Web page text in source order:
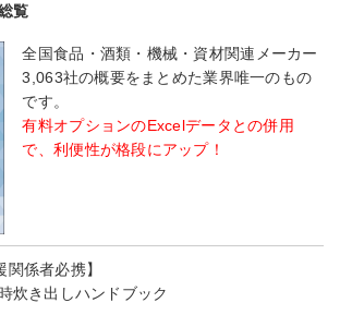
覧
全国食品・酒類・機械・資材関連メーカー
3,063社の概要をまとめた業界唯一のもの
です。
有料オプションのExcelデータとの併用
で、利便性が格段にアップ！
関係者必携】
炊き出しハンドブック